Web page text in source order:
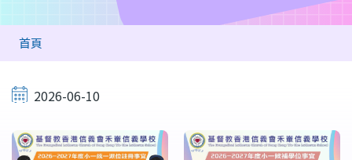
導
連
首頁
2026-06-10